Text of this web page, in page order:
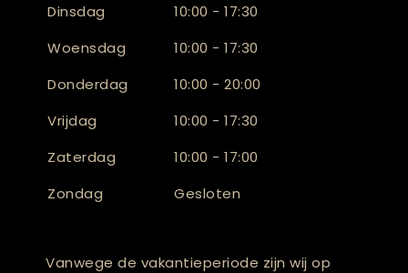
Dinsdag
10:00 - 17:30
Woensdag
10:00 - 17:30
Donderdag
10:00 - 20:00
Vrijdag
10:00 - 17:30
Zaterdag
10:00 - 17:00
Zondag
Gesloten
Vanwege de vakantieperiode zijn wij op